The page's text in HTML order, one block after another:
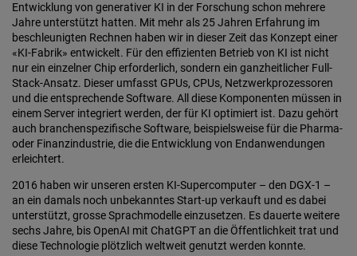
Entwicklung von generativer KI in der Forschung schon mehrere
Jahre unterstützt hatten. Mit mehr als 25 Jahren Erfahrung im
beschleunigten Rechnen haben wir in dieser Zeit das Konzept einer
«KI-Fabrik» entwickelt. Für den effizienten Betrieb von KI ist nicht
nur ein einzelner Chip erforderlich, sondern ein ganzheitlicher Full-
Stack-Ansatz. Dieser umfasst GPUs, CPUs, Netzwerkprozessoren
und die entsprechende Software. All diese Komponenten müssen in
einem Server integriert werden, der für KI optimiert ist. Dazu gehört
auch branchenspezifische Software, beispielsweise für die Pharma-
oder Finanzindustrie, die die Entwicklung von Endanwendungen
erleichtert.
2016 haben wir unseren ersten KI-Supercomputer – den DGX-1 –
an ein damals noch unbekanntes Start-up verkauft und es dabei
unterstützt, grosse Sprachmodelle einzusetzen. Es dauerte weitere
sechs Jahre, bis OpenAI mit ChatGPT an die Öffentlichkeit trat und
diese Technologie plötzlich weltweit genutzt werden konnte.